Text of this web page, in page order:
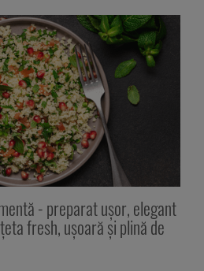
- preparat ușor, elegant
fresh, ușoară și plină de